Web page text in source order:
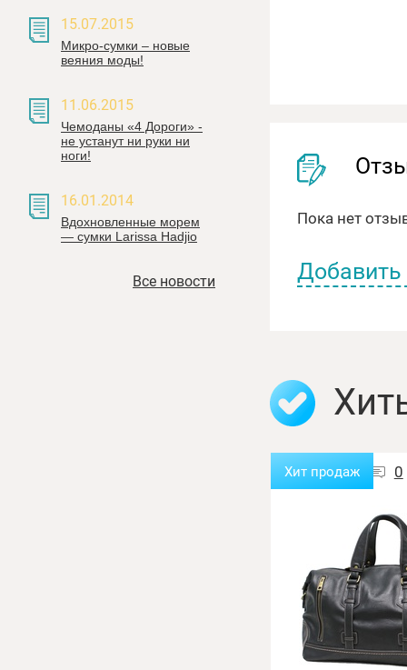
15.07.2015
Микро-сумки – новые
веяния моды!
11.06.2015
Чемоданы «4 Дороги» -
не устанут ни руки ни
ноги!
16.01.2014
Вдохновленные морем
— сумки Larissa Hadjiо
Все новости
Пока нет
Отзыв:
Оценка:
0
Хит продаж